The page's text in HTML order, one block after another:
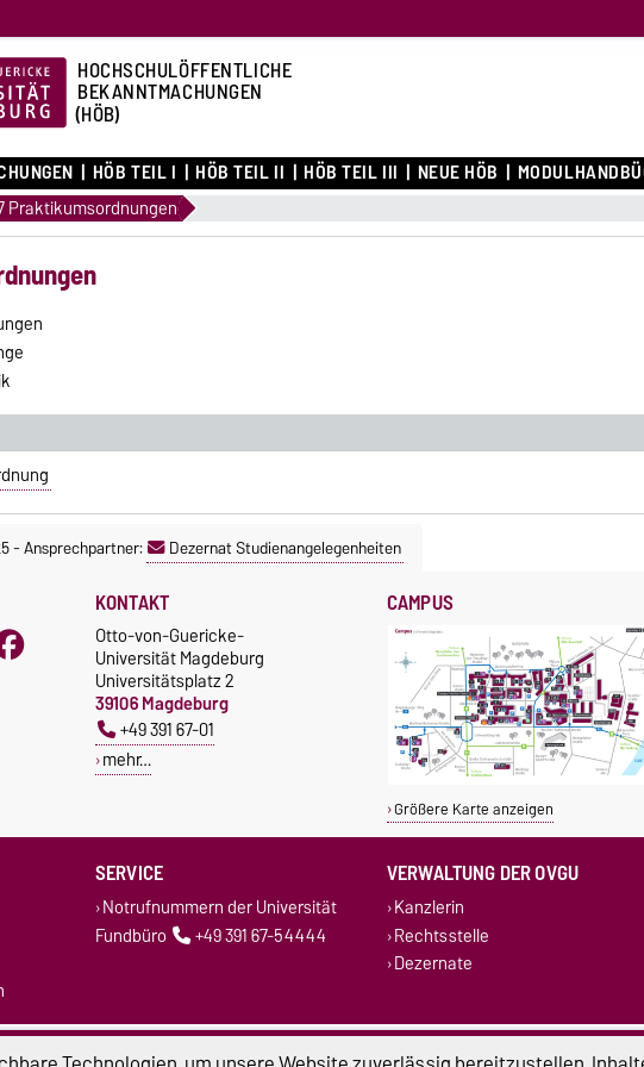
HOCHSCHULÖFFENTLICHE
BEKANNTMACHUNGEN
(HÖB)
HÖB TEIL I HÖB TEIL II HÖB TEIL III NEUE HÖB
Praktikumsordnungen
-Ansprechpartner: Dezernat Studienangelegenheiten
KONTAKT
Otto-von-Guericke-
Universität Magdeburg
Universitätsplatz 2
39106 Magdeburg
+49 391 67-01
mehr…
CAMPUS
Größere Karte anzeigen
SERVICE
Notrufnummern der Universität
Fundbüro
+49 391 67-54444
VERWALTUNG DER OVGU
Kanzlerin
Rechtsstelle
Dezernate